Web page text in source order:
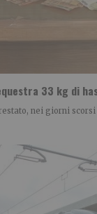
33 kg di
nei giorni